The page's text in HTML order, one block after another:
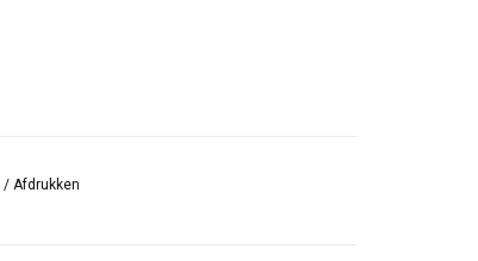
/ Afdrukken